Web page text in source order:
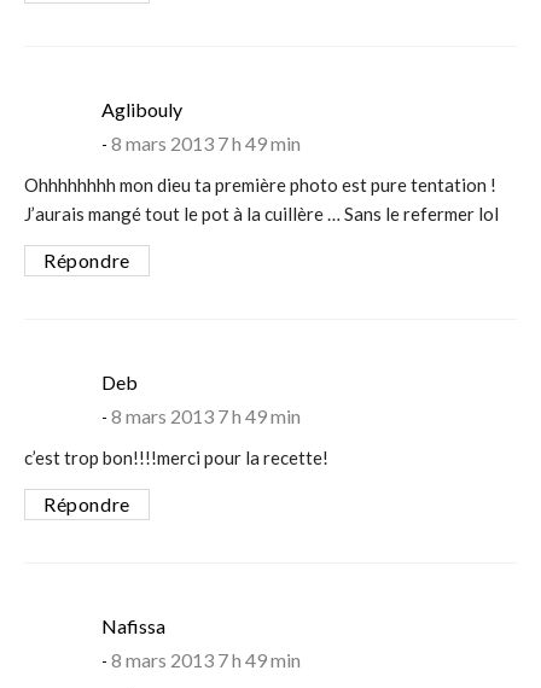
Agliboulysays:
8 mars 2013 7 h 49 min
Ohhhhhhhh mon dieu ta première photo est pure tentation !
J’aurais mangé tout le pot à la cuillère … Sans le refermer lol
Répondre
Deb
8 mars 2013 7 h 49 min
c’est trop bon!!!!merci pour la recette!
Répondre
Nafissasays:
8 mars 2013 7 h 49 min